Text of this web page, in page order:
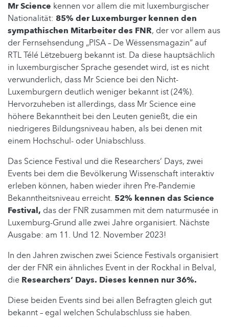
Mr Science kennen vor allem die mit luxemburgischer
Nationalität: 85% der Luxemburger kennen den
sympathischen Mitarbeiter des FNR, der vor allem aus
der Fernsehsendung „PISA – De Wëssensmagazin“ auf
RTL Télé Lëtzebuerg bekannt ist. Da diese hauptsächlich
in luxemburgischer Sprache gesendet wird, ist es nicht
verwunderlich, dass Mr Science bei den Nicht-
Luxemburgern deutlich weniger bekannt ist (24%).
Hervorzuheben ist allerdings, dass Mr Science eine
höhere Bekanntheit bei den Leuten genießt, die ein
niedrigeres Bildungsniveau haben, als bei denen mit
einem Hochschul- oder Uniabschluss.
Das Science Festival und die Researchers‘ Days, zwei
Events bei dem die Bevölkerung Wissenschaft interaktiv
erleben können, haben wieder ihren Pre-Pandemie
Bekanntheitsniveau erreicht. 52% kennen das Science
Festival, das der FNR zusammen mit dem naturmusée in
Luxemburg-Grund alle zwei Jahre organisiert. Nächste
Ausgabe: am 11. Und 12. November 2023!
In den Jahren zwischen zwei Science Festivals organisiert
der der FNR ein ähnliches Event in der Rockhal in Belval,
die Researchers‘ Days. Dieses kennen nur 36%.
Diese beiden Events sind bei allen Befragten gleich gut
bekannt – egal welchen Schulabschluss sie haben.